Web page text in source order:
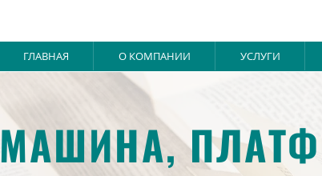
ГЛАВНАЯ О КОМПАНИИ УСЛУГИ
МАШИНА,